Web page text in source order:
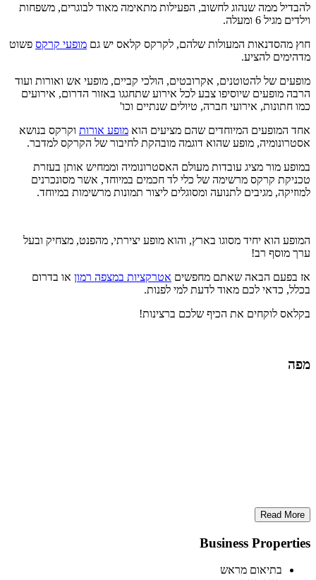
להבדיל ממה שנהוג לחשוב, הפעילות מתאימה מאוד לבוגרים, משפחות
וילדים מגיל 6 ומעלה.
חוץ מהסדנאות המעולות שלהם, לקרקס קלאס יש גם מופעי קרקס פשוט
מדהימים להציע.
מופעים של להטוטנים, אקרובטים, הולכי קביים, מופעי אש ואורות ועוד
הרבה מופעים שיוסיפו צבע לכל אירוע שתחגגו באזור הדרום, אירועים
כמו חתונות, אירועי חברה, טיולים שנתיים וכו'
אחד המופעים המיוחדים שהם מציעים הוא מופע אורות וקרקס בנושא
אסטרונומיה, מופע שהוא דוגמה מובהקת לחיבור של הקרקס למדבר.
במופע מור מציג עובדות מעולם האסטרונומיה וממחיש אותן בעזרת
טכניקת קרקס מרשימה של כלי לד חכמים במיוחד, אשר מסונכרנים
למוזיקה, מגיבים לתנועה ומסוגלים ליצור תמונות מרשימות במיוחד.
המופע הוא יחיד מסוגו בארץ, והוא מופע יצירתי, מהפנט, מצחיק ובעל
ערך מוסף רב!
אז בפעם הבאה שאתם מחפשים אטרקציות במצפה רמון או בדרום
בכלל, כדאי לכם מאוד לדעת למי לפנות.
בקלאס לוקחים את הכיף שלכם ברצינות!
מפה
Read More
Business Properties
בתיאום מראש